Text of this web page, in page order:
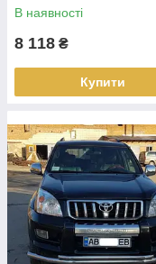
В наявності
8 118 ₴
Купити